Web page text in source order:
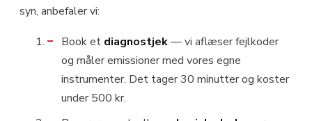
syn, anbefaler vi:
Book et diagnostjek— vi aflæser fejlkoder
og måler emissioner med vores egne
instrumenter. Det tager 30 minutter og koster
under 500 kr.